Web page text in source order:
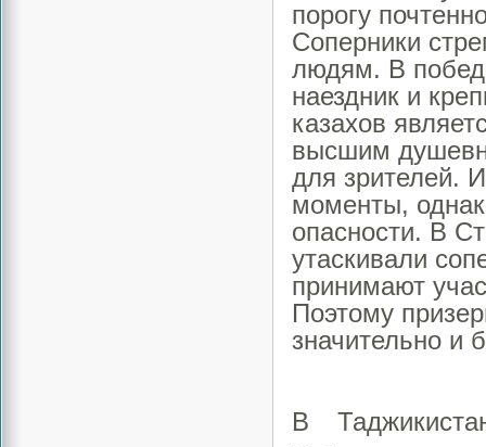
порогу
Соперники
людям. В
наездник и
казахов
высшим
для зрителей.
моменты,
опасности. В
утаскивали
принимают
Поэтому
значительно и
В